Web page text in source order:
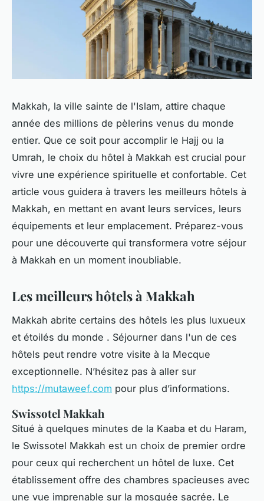
Makkah, la ville sainte de l'Islam, attire chaque
année des millions de pèlerins venus du monde
entier. Que ce soit pour accomplir le Hajj ou la
Umrah, le choix du hôtel à Makkah est crucial pour
vivre une expérience spirituelle et confortable. Cet
article vous guidera à travers les meilleurs hôtels à
Makkah, en mettant en avant leurs services, leurs
équipements et leur emplacement. Préparez-vous
pour une découverte qui transformera votre séjour
à Makkah en un moment inoubliable.
Les meilleurs hôtels à Makkah
Makkah abrite certains des hôtels les plus luxueux
et étoilés du monde . Séjourner dans l'un de ces
hôtels peut rendre votre visite à la Mecque
exceptionnelle. N’hésitez pas à aller sur
https://mutaweef.com pour plus d’informations.
Swissotel Makkah
Situé à quelques minutes de la Kaaba et du Haram,
le Swissotel Makkah est un choix de premier ordre
pour ceux qui recherchent un hôtel de luxe. Cet
établissement offre des chambres spacieuses avec
une vue imprenable sur la mosquée sacrée. Le